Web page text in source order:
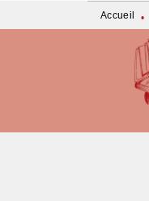
Accueil •